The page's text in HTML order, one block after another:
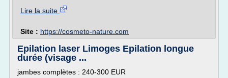
Lire la suite
Site : https://cosmeto-nature.com
Epilation laser Limoges Epilation longue
durée (visage ...
jambes complètes : 240-300 EUR